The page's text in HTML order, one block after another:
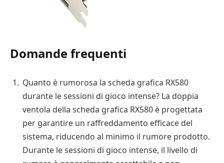
Domande frequenti
Quanto è rumorosa la scheda grafica RX580
durante le sessioni di gioco intense? La doppia
ventola della scheda grafica RX580 è progettata
per garantire un raffreddamento efficace del
sistema, riducendo al minimo il rumore prodotto.
Durante le sessioni di gioco intense, il livello di